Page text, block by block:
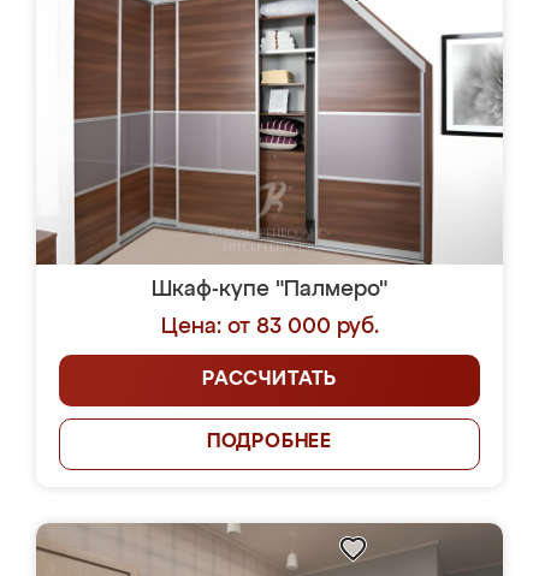
Шкаф-купе "Палмеро"
Цена: от 83 000 руб.
РАССЧИТАТЬ
ПОДРОБНЕЕ